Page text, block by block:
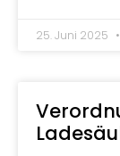
25. Juni 2025